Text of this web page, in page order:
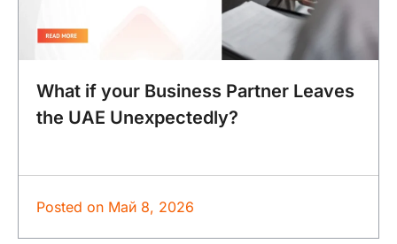
What if your Business Partner Leaves
the UAE Unexpectedly?
Posted on Май 8, 2026